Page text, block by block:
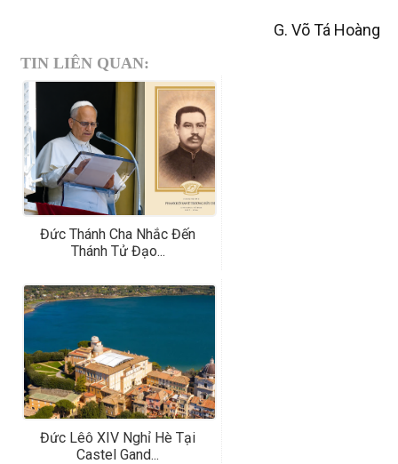
G. Võ Tá Hoàng
TIN LIÊN QUAN:
Đức Thánh Cha Nhắc Đến
Thánh Tử Đạo...
Đức Lêô XIV Nghỉ Hè Tại
Castel Gand...